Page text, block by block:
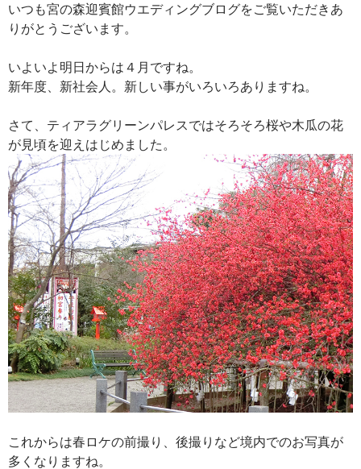
いつも宮の森迎賓館ウエディングブログをご覧いただきあ
りがとうございます。
いよいよ明日からは４月ですね。
新年度、新社会人。新しい事がいろいろありますね。
さて、ティアラグリーンパレスではそろそろ桜や木瓜の花
が見頃を迎えはじめました。
これからは春ロケの前撮り、後撮りなど境内でのお写真が
多くなりますね。